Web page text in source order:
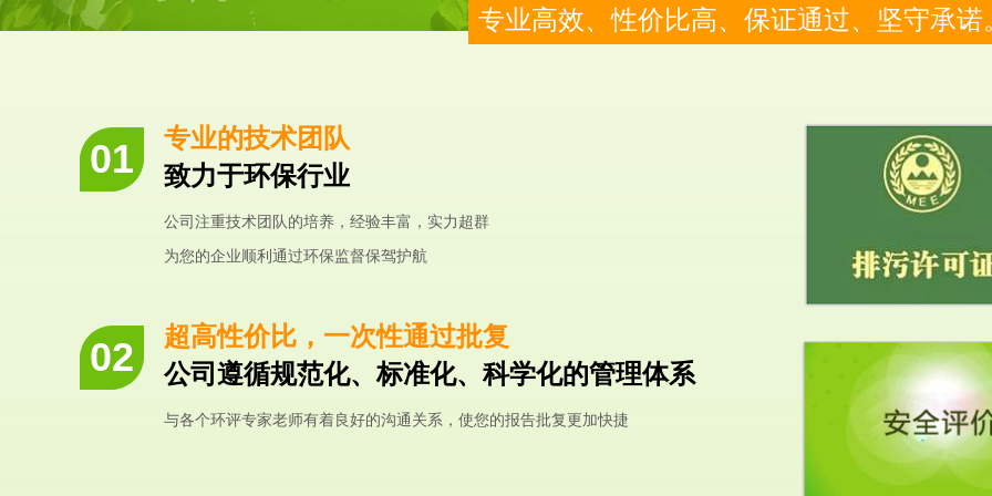
专业高效、性价比高、保证通过、坚守承诺
专业的技术团队
致力于环保行业
公司注重技术团队的培养，经验丰富，实力超群
为您的企业顺利通过环保监督保驾护航
超高性价比，一次性通过批复
公司遵循规范化、标准化、科学化的管理体系
与各个环评专家老师有着良好的沟通关系，使您的报告批复更加快捷